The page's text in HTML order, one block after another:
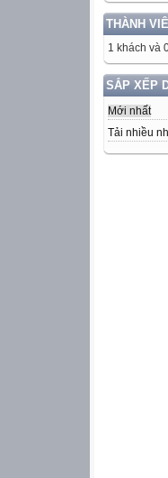
THÀNH
1 khách và
SẮP XẾP
Mới nhất
Tải nhiều